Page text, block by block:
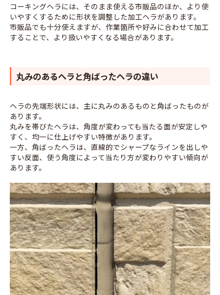
コーキングヘラには、そのまま使える市販品のほか、より使
いやすくするために形状を調整した加工ヘラがあります。
市販品でも十分使えますが、作業箇所や好みに合わせて加工
することで、より扱いやすくなる場合があります。
丸みのあるヘラと角ばったヘラの違い
ヘラの先端形状には、主に丸みのあるものと角ばったものが
あります。
丸みを帯びたヘラは、角度が変わっても当たる面が安定しや
すく、均一に仕上げやすい特徴があります。
一方、角ばったヘラは、直線的でシャープなラインを出しや
すい反面、使う角度によって当たり方が変わりやすい傾向が
あります。